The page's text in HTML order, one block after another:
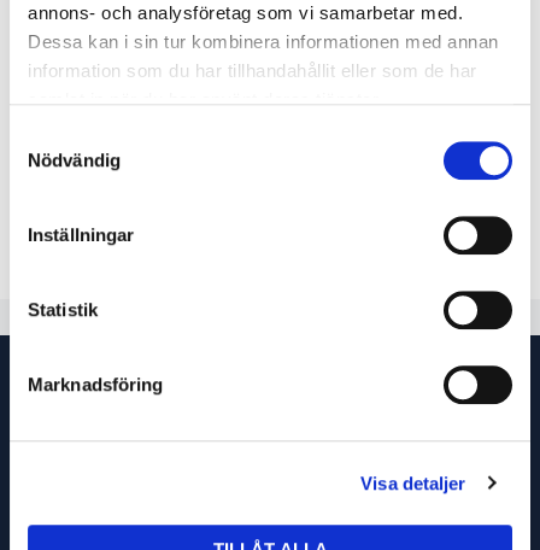
annons- och analysföretag som vi samarbetar med.
Dessa kan i sin tur kombinera informationen med annan
information som du har tillhandahållit eller som de har
Nödvändig
Inställningar
Statistik
Marknadsföring
Visa detaljer
Oertikerklämma D=8.7
BZ1730005
Gaslins 2.4mm Stora linde